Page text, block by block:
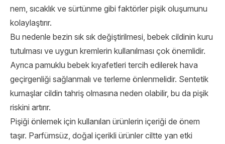
nem, sıcaklık ve sürtünme gibi faktörler pişik oluşumunu
kolaylaştırır.
Bu nedenle bezin sık sık değiştirilmesi, bebek cildinin kuru
tutulması ve uygun kremlerin kullanılması çok önemlidir.
Ayrıca pamuklu bebek kıyafetleri tercih edilerek hava
geçirgenliği sağlanmalı ve terleme önlenmelidir. Sentetik
kumaşlar cildin tahriş olmasına neden olabilir, bu da pişik
riskini artırır.
Pişiği önlemek için kullanılan ürünlerin içeriği de önem
taşır. Parfümsüz, doğal içerikli ürünler ciltte yan etki